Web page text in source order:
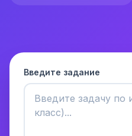
Введите задание